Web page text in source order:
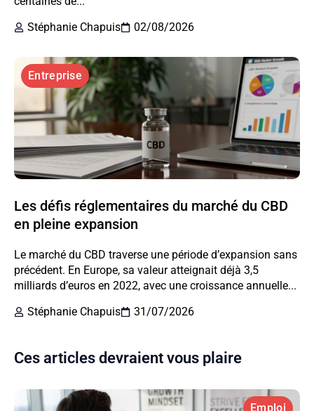
Stéphanie Chapuis
02/08/2026
Entreprise
Les défis réglementaires du marché du CBD
en pleine expansion
Le marché du CBD traverse une période d’expansion sans
précédent. En Europe, sa valeur atteignait déjà 3,5
milliards d’euros en 2022, avec une croissance annuelle...
Stéphanie Chapuis
31/07/2026
Ces articles devraient vous plaire
Emploi